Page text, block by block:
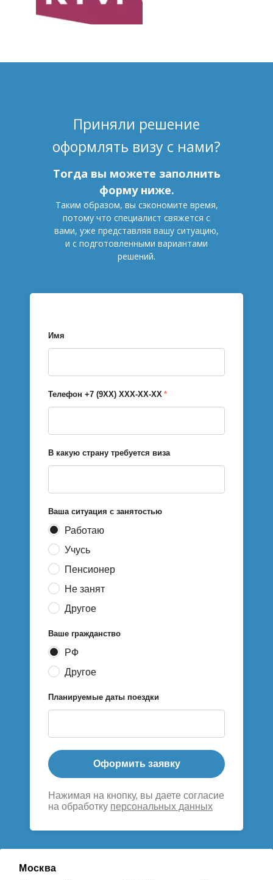
Приняли решение
оформлять визу с нами?
Тогда вы можете заполнить
форму ниже.
Таким образом, вы сэкономите время,
потому что специалист свяжется с
вами, уже представляя вашу ситуацию,
и с подготовленными вариантами
решений.
Имя
Телефон +7 (9XX) XXX-XX-XX *
В какую страну требуется виза
Ваша ситуация с занятостью
Работаю
Учусь
Пенсионер
Не занят
Другое
Ваше гражданство
РФ
Другое
Планируемые даты поездки
Оформить заявку
Нажимая на кнопку, вы даете согласие
на обработку персональных данных
Москва